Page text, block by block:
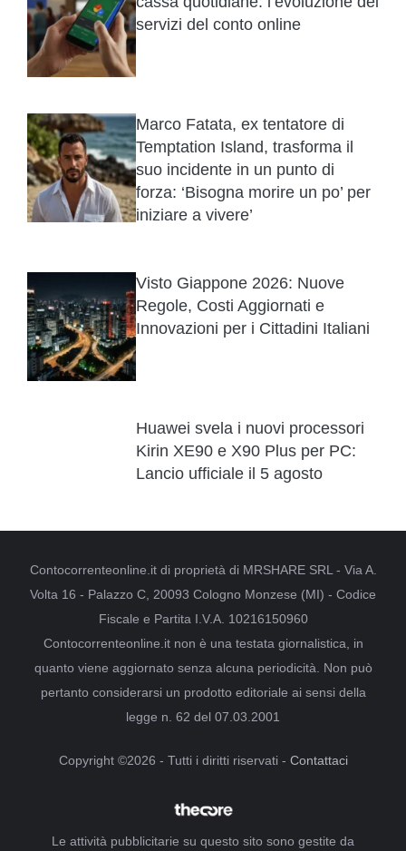
servizi del conto online
Marco Fatata, ex tentatore di
Temptation Island, trasforma il
suo incidente in un punto di
forza: ‘Bisogna morire un po’ per
iniziare a vivere’
Visto Giappone 2026: Nuove
Regole, Costi Aggiornati e
Innovazioni per i Cittadini Italiani
Huawei svela i nuovi processori
Kirin XE90 e X90 Plus per PC:
Lancio ufficiale il 5 agosto
Contocorrenteonline.it di proprietà di MRSHARE SRL - Via A.
Volta 16 - Palazzo C, 20093 Cologno Monzese (MI) - Codice
Fiscale e Partita I.V.A. 10216150960
Contocorrenteonline.it non è una testata giornalistica, in
quanto viene aggiornato senza alcuna periodicità. Non può
pertanto considerarsi un prodotto editoriale ai sensi della
legge n. 62 del 07.03.2001
Copyright ©2026 - Tutti i diritti riservati - Contattaci
Le attività pubblicitarie su questo sito sono gestite da